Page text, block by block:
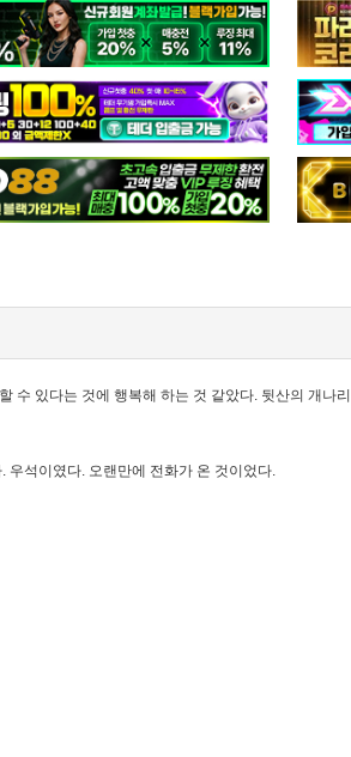
있다는 것에 행복해 하는 것 같았다. 뒷산의 개나
우석이였다. 오랜만에 전화가 온 것이었다.